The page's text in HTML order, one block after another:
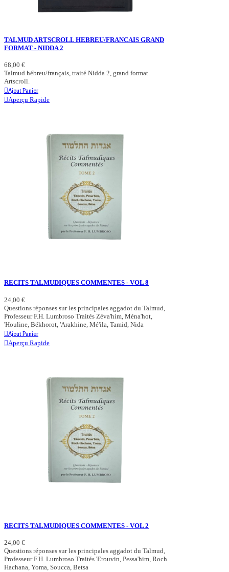
TALMUD ARTSCROLL HEBREU/FRANCAIS GRAND
FORMAT - NIDDA 2
68,00 €
Talmud hébreu/français, traité Nidda 2, grand format.
Artscroll.
Ajout Panier
Aperçu Rapide
RECITS TALMUDIQUES COMMENTES - VOL 8
24,00 €
Questions réponses sur les principales aggadot du Talmud,
Professeur F.H. Lumbroso Traités Zéva'him, Ména'hot,
'Houline, Békhorot, 'Arakhine, Mé'ila, Tamid, Nida
Ajout Panier
Aperçu Rapide
RECITS TALMUDIQUES COMMENTES - VOL 2
24,00 €
Questions réponses sur les principales aggadot du Talmud,
Professeur F.H. Lumbroso Traités 'Erouvin, Pessa'him, Roch
Hachana, Yoma, Soucca, Betsa